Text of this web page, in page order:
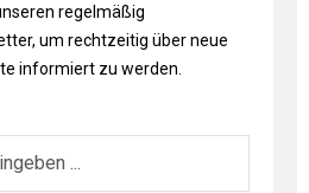
regelmäßig
um rechtzeitig über neue
informiert zu werden.